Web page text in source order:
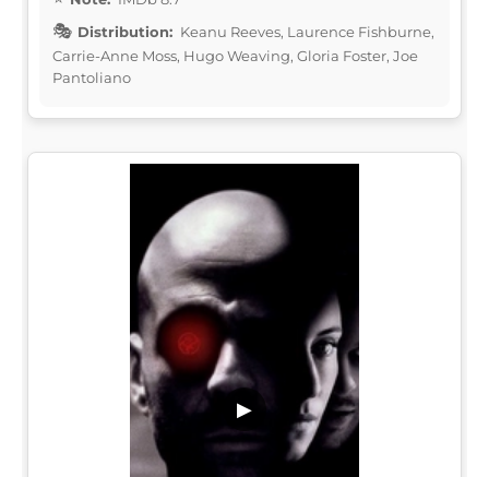
Distribution: Keanu Reeves, Laurence Fishburne,
Carrie-Anne Moss, Hugo Weaving, Gloria Foster, Joe
Pantoliano
▶